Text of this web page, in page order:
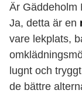
Är Gäddeholm
Ja, detta är en
vare lekplats,
lugnt och
de bättre